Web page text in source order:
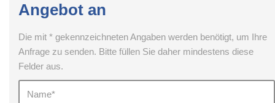
Angebot an
Die mit * gekennzeichneten Angaben werden benötigt, um Ihre
Anfrage zu senden. Bitte füllen Sie daher mindestens diese
Felder aus.